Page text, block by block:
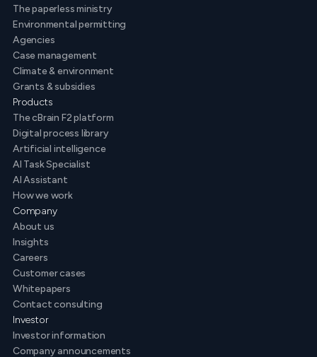
The paperless ministry
Environmental permitting
Agencies
Case management
Climate & environment
Grants & subsidies
Products
The cBrain F2 platform
Digital process library
Artificial intelligence
AI Task Specialist
AI Assistant
How we work
Company
About us
Insights
Careers
Customer cases
Whitepapers
Contact consulting
Investor
Investor information
Company announcements